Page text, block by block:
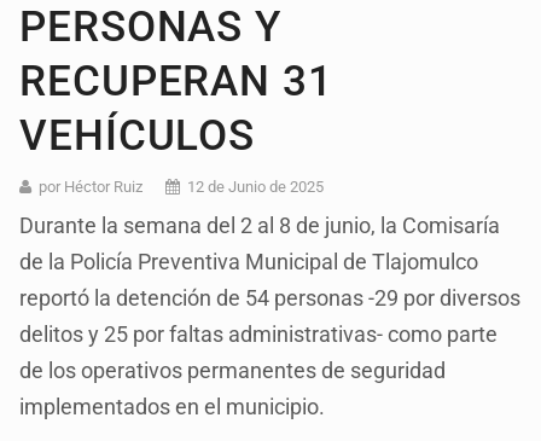
PERSONAS Y
RECUPERAN 31
VEHÍCULOS
por Héctor Ruiz 12 de Junio de 2025
Durante la semana del 2 al 8 de junio, la Comisaría
de la Policía Preventiva Municipal de Tlajomulco
reportó la detención de 54 personas -29 por diversos
delitos y 25 por faltas administrativas- como parte
de los operativos permanentes de seguridad
implementados en el municipio.